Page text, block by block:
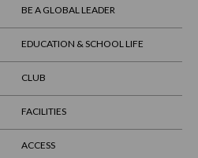
BE A GLOBAL LEADER
EDUCATION & SCHOOL LIFE
CLUB
FACILITIES
ACCESS